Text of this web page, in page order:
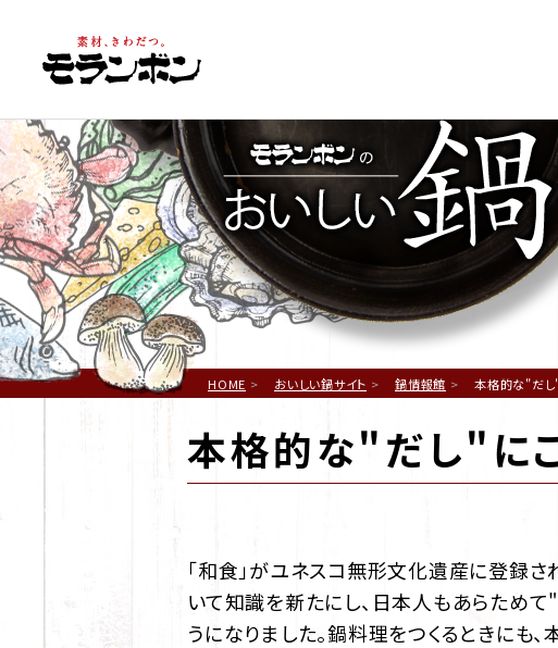
HOME おいしい鍋サイト 鍋情報館 本格的な"だ
本格的な"だし"に
「和食」がユネスコ無形文化遺産に登録
いて知識を新たにし、日本人もあらため
うになりました。鍋料理をつくるときにも